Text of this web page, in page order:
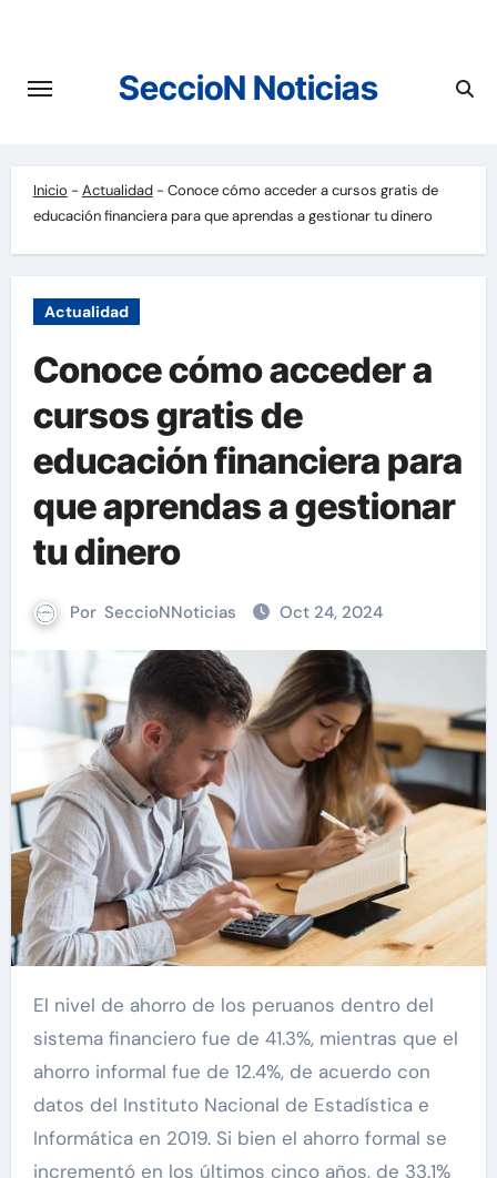
contenido
SeccioN Noticias
Inicio - Actualidad- Conoce cómo acceder a cursos gratis de
educación financiera para que aprendas a gestionar tu dinero
Actualidad
Conoce cómo acceder a
cursos gratis de
educación financiera para
que aprendas a gestionar
tu dinero
Por SeccioNNoticias Oct 24, 2024
El nivel de ahorro de los peruanos dentro del
sistema financiero fue de 41.3%, mientras que el
ahorro informal fue de 12.4%, de acuerdo con
datos del Instituto Nacional de Estadística e
Informática en 2019. Si bien el ahorro formal se
incrementó en los últimos cinco años, de 33.1%